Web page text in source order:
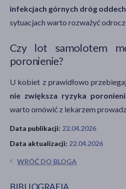
infekcjach górnych dróg
sytuacjach warto rozważyć
Czy lot samolotem
poronienie?
U kobiet z prawidłowo
nie zwiększa ryzyka
warto omówić z lekarzem
Data publikacji: 22.04.2026
Data aktualizacji: 22.04.2026
WRÓĆ DO BLOGA
BIBLIOGRAFIA